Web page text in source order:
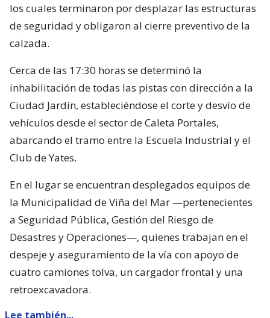
los cuales terminaron por desplazar las estructuras
de seguridad y obligaron al cierre preventivo de la
calzada.
Cerca de las 17:30 horas se determinó la
inhabilitación de todas las pistas con dirección a la
Ciudad Jardín, estableciéndose el corte y desvío de
vehículos desde el sector de Caleta Portales,
abarcando el tramo entre la Escuela Industrial y el
Club de Yates.
En el lugar se encuentran desplegados equipos de
la Municipalidad de Viña del Mar —pertenecientes
a Seguridad Pública, Gestión del Riesgo de
Desastres y Operaciones—, quienes trabajan en el
despeje y aseguramiento de la vía con apoyo de
cuatro camiones tolva, un cargador frontal y una
retroexcavadora.
Lee también...